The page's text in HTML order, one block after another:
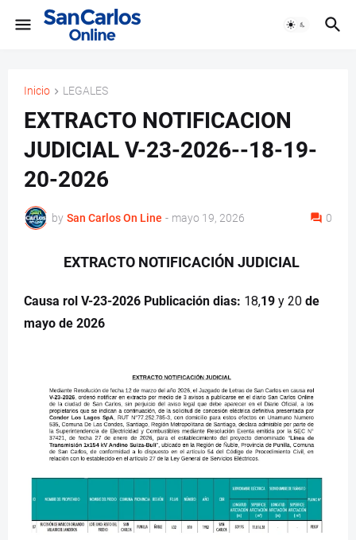
Inicio LEGALES
EXTRACTO NOTIFICACION
JUDICIAL V-23-2026--18-19-
20-2026
by San Carlos On Line - mayo 19, 2026 0
EXTRACTO NOTIFICACIÓN JUDICIAL
Causa rol V-23-2026 Publicación dias: 18,19 y 20 de
mayo de 2026